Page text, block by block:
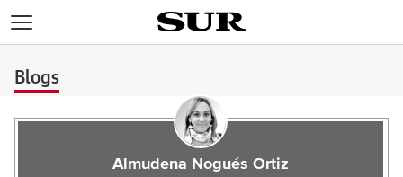
Blogs
Almudena Nogués Ortiz